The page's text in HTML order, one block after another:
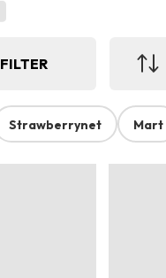
FILTER
Strawberrynet Mart